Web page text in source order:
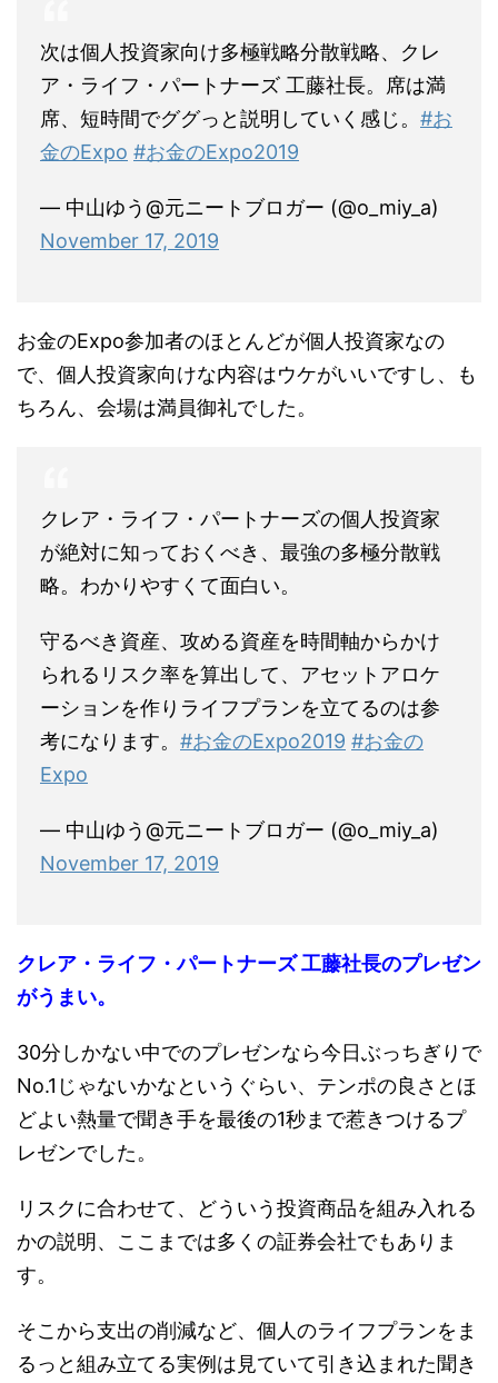
次は個人投資家向け多極戦略分散戦略、クレ
ア・ライフ・パートナーズ 工藤社長。席は満
席、短時間でググっと説明していく感じ。 #お
金のExpo #お金のExpo2019
— 中山ゆう@元ニートブロガー (@o_miy_a)
November 17, 2019
お金のExpo参加者のほとんどが個人投資家なの
で、個人投資家向けな内容はウケがいいですし、も
ちろん、会場は満員御礼でした。
クレア・ライフ・パートナーズの個人投資家
が絶対に知っておくべき、最強の多極分散戦
略。わかりやすくて面白い。
守るべき資産、攻める資産を時間軸からかけ
られるリスク率を算出して、アセットアロケ
ーションを作りライフプランを立てるのは参
考になります。 #お金のExpo2019 #お金の
Expo
— 中山ゆう@元ニートブロガー (@o_miy_a)
November 17, 2019
クレア・ライフ・パートナーズ 工藤社長のプレゼン
がうまい。
30分しかない中でのプレゼンなら今日ぶっちぎりで
No.1じゃないかなというぐらい、テンポの良さとほ
どよい熱量で聞き手を最後の1秒まで惹きつけるプ
レゼンでした。
リスクに合わせて、どういう投資商品を組み入れる
かの説明、ここまでは多くの証券会社でもありま
す。
そこから支出の削減など、個人のライフプランをま
るっと組み立てる実例は見ていて引き込まれた聞き